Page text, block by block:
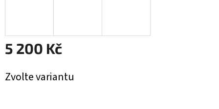
5 200 Kč
cena:
Zvolte variantu